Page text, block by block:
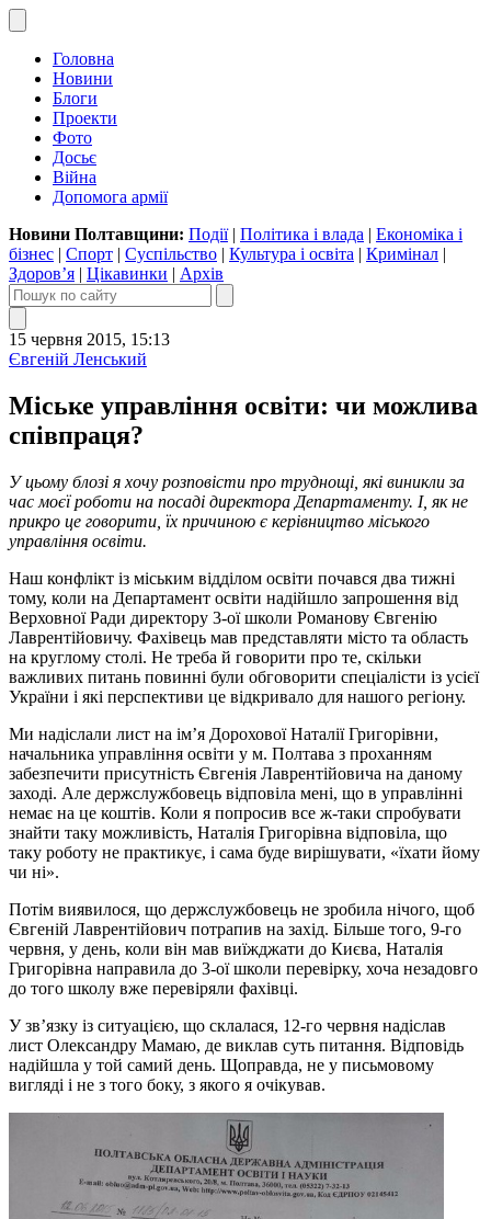
Головна
Новини
Блоги
Проекти
Фото
Досьє
Війна
Допомога армії
Новини Полтавщини: Події| Політика і влада | Економіка і
бізнес | Спорт | Суспільство | Культура і освіта | Кримінал |
Здоров’я | Цікавинки | Архів
15 червня 2015, 15:13
Євгеній Ленський
Міське управління освіти: чи можлива
співпраця?
У цьому блозі я хочу розповісти про труднощі, які виникли за
час моєї роботи на посаді директора Департаменту. І, як не
прикро це говорити, їх причиною є керівництво міського
управління освіти.
Наш конфлікт із міським відділом освіти почався два тижні
тому, коли на Департамент освіти надійшло запрошення від
Верховної Ради директору 3-ої школи Романову Євгенію
Лаврентійовичу. Фахівець мав представляти місто та область
на круглому столі. Не треба й говорити про те, скільки
важливих питань повинні були обговорити спеціалісти із усієї
України і які перспективи це відкривало для нашого регіону.
Ми надіслали лист на ім’я Дорохової Наталії Григорівни,
начальника управління освіти у м. Полтава з проханням
забезпечити присутність Євгенія Лаврентійовича на даному
заході. Але держслужбовець відповіла мені, що в управлінні
немає на це коштів. Коли я попросив все ж-таки спробувати
знайти таку можливість, Наталія Григорівна відповіла, що
таку роботу не практикує, і сама буде вирішувати, «їхати йому
чи ні».
Потім виявилося, що держслужбовець не зробила нічого, щоб
Євгеній Лаврентійович потрапив на захід. Більше того, 9-го
червня, у день, коли він мав виїжджати до Києва, Наталія
Григорівна направила до 3-ої школи перевірку, хоча незадовго
до того школу вже перевіряли фахівці.
У зв’язку із ситуацією, що склалася, 12-го червня надіслав
лист Олександру Мамаю, де виклав суть питання. Відповідь
надійшла у той самий день. Щоправда, не у письмовому
вигляді і не з того боку, з якого я очікував.